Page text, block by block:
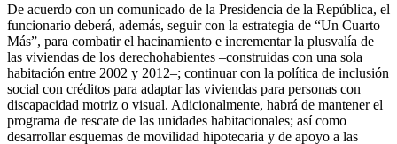
De acuerdo con un comunicado de la Presidencia de la República, el
funcionario deberá, además, seguir con la estrategia de “Un Cuarto
Más”, para combatir el hacinamiento e incrementar la plusvalía de
las viviendas de los derechohabientes –construidas con una sola
habitación entre 2002 y 2012–; continuar con la política de inclusión
social con créditos para adaptar las viviendas para personas con
discapacidad motriz o visual. Adicionalmente, habrá de mantener el
programa de rescate de las unidades habitacionales; así como
desarrollar esquemas de movilidad hipotecaria y de apoyo a las